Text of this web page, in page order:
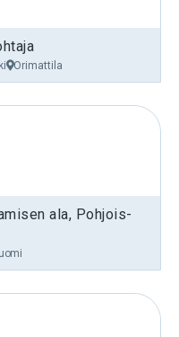
Orimattila
ala, Pohjois-